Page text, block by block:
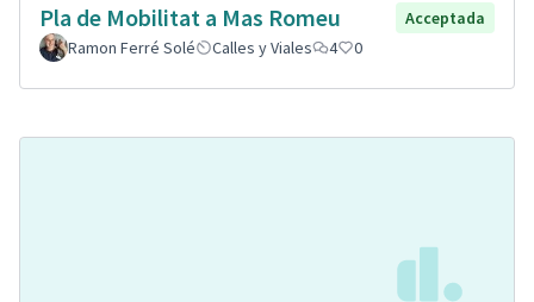
Pla de Mobilitat a Mas Romeu
Acceptada
Ramon Ferré Solé
Calles y Viales 4 0